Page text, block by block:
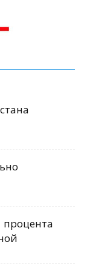
процента